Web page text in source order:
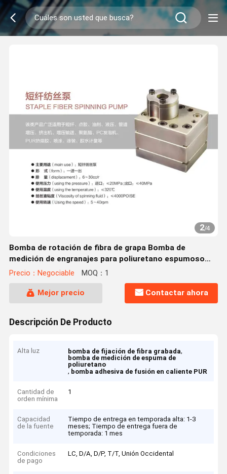
2/4
Bomba de rotación de fibra de grapa Bomba de
medición de engranajes para poliuretano espumoso
PUR Revestimiento adhesivo de fusión en caliente
Precio：Negociable MOQ：1
Mejor precio Contactar ahora
Descripción De Producto
Alta luz bomba de fijación de fibra grabada,
bomba de medición de espuma de
poliuretano
, bomba adhesiva de fusión en caliente PUR
Cantidad de
orden mínima
1
Capacidad
de la fuente
Tiempo de entrega en temporada alta: 1-3
meses; Tiempo de entrega fuera de
temporada: 1 mes
Condiciones
de pago
LC, D/A, D/P, T/T, Unión Occidental